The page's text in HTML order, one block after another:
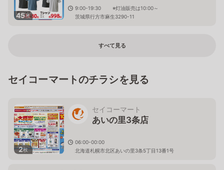
45枚
9:00-19:30 ※灯油販売は10:00～
茨城県行方市麻生3290-11
すべて見る
セイコーマートのチラシを見る
2枚
セイコーマート
あいの里3条店
06:00-00:00
北海道札幌市北区あいの里3条5丁目13番1号